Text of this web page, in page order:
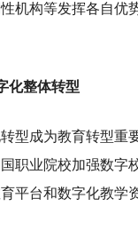
机构等发挥各自
化整体转型
型成为教育转型重
职业院校加强数
平台和数字化教